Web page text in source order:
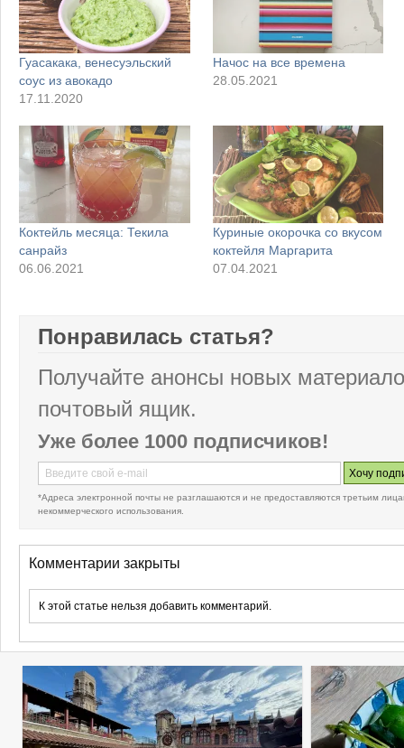
Гуасакака, венесуэльский
соус из авокадо
17.11.2020
Начос на все времена
28.05.2021
Коктейль месяца: Текила
санрайз
06.06.2021
Куриные окорочка со вкусом
коктейля Маргарита
07.04.2021
Понравилась статья?
Получайте анонсы новых
почтовый ящик.
Уже более 1000 подписчиков!
*Адреса электронной почты не разглашаются и не предоставляются третьим
некоммерческого использования.
Комментарии закрыты
К этой статье нельзя добавить комментарий.